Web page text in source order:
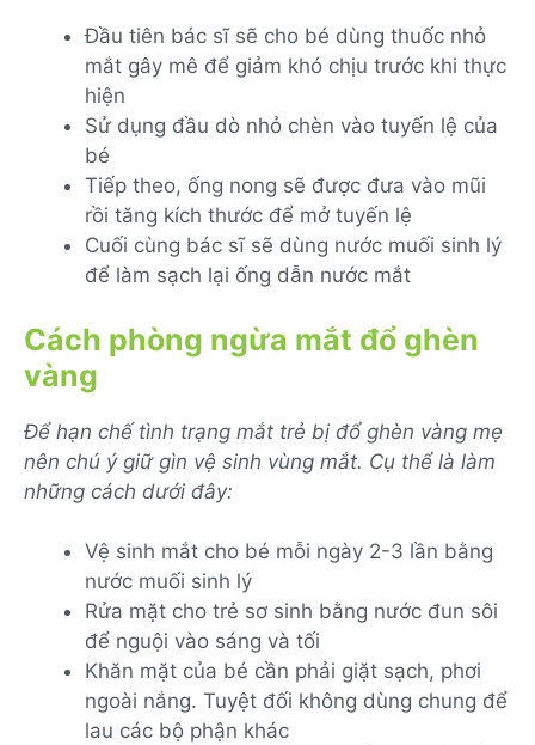
Đầu tiên bác sĩ sẽ cho bé dùng thuốc nhỏ
mắt gây mê để giảm khó chịu trước khi thực
hiện
Sử dụng đầu dò nhỏ chèn vào tuyến lệ của
bé
Tiếp theo, ống nong sẽ được đưa vào mũi
rồi tăng kích thước để mở tuyến lệ
Cuối cùng bác sĩ sẽ dùng nước muối sinh lý
để làm sạch lại ống dẫn nước mắt
Cách phòng ngừa mắt đổ ghèn
vàng
Để hạn chế tình trạng mắt trẻ bị đổ ghèn vàng mẹ
nên chú ý giữ gìn vệ sinh vùng mắt. Cụ thể là làm
những cách dưới đây:
Vệ sinh mắt cho bé mỗi ngày 2-3 lần bằng
nước muối sinh lý
Rửa mặt cho trẻ sơ sinh bằng nước đun sôi
để nguội vào sáng và tối
Khăn mặt của bé cần phải giặt sạch, phơi
ngoài nắng. Tuyệt đối không dùng chung để
lau các bộ phận khác